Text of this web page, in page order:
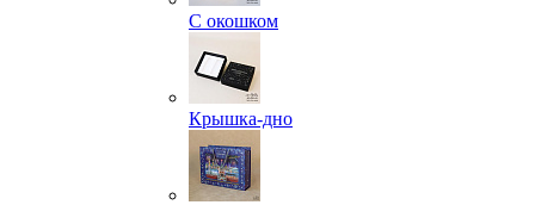
С окошком
Крышка-дно